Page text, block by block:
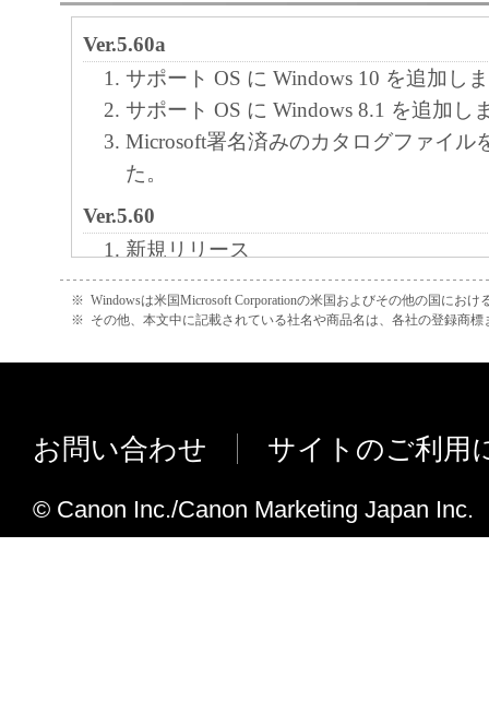
Ver.5.60a
サポート OS に Windows 10 を追加し
サポート OS に Windows 8.1 を追加し
Microsoft署名済みのカタログファイル
た。
Ver.5.60
新規リリース
※ Windowsは米国Microsoft Corporationの米国およびその他の国におけ
※ その他、本文中に記載されている社名や商品名は、各社の登録商標
お問い合わせ サイトのご利用
© Canon Inc./Canon Marketing Japan Inc.